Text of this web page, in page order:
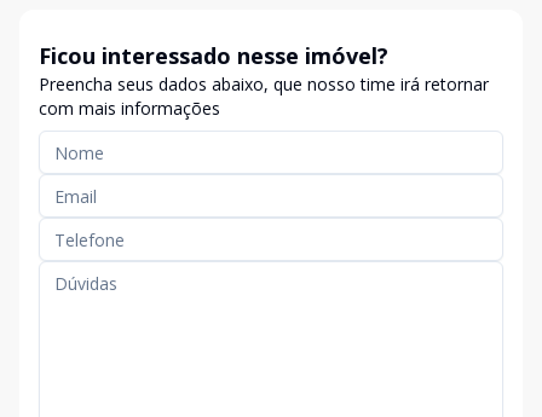
Ficou interessado nesse imóvel?
Preencha seus dados abaixo, que nosso time irá retornar
com mais informações